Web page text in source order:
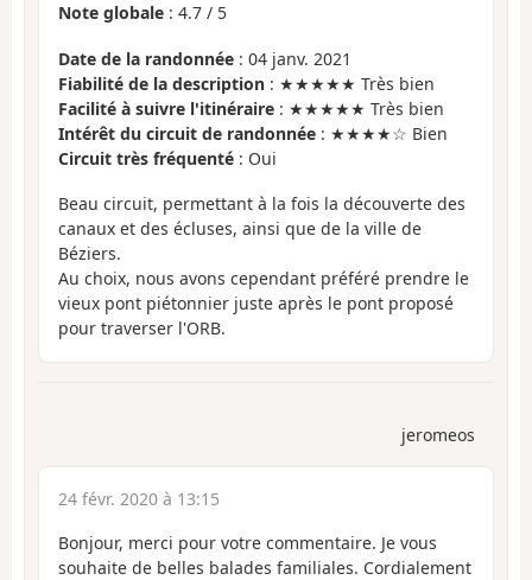
Note globale : 4.7 / 5
Date de la randonnée : 04 janv. 2021
Fiabilité de la description : ★★★★★ Très bien
Facilité à suivre l'itinéraire : ★★★★★ Très bien
Intérêt du circuit de randonnée : ★★★★☆ Bien
Circuit très fréquenté : Oui
Beau circuit, permettant à la fois la découverte des
canaux et des écluses, ainsi que de la ville de
Béziers.
Au choix, nous avons cependant préféré prendre le
vieux pont piétonnier juste après le pont proposé
pour traverser l'ORB.
jeromeos
24 févr. 2020 à 13:15
Bonjour, merci pour votre commentaire. Je vous
souhaite de belles balades familiales. Cordialement